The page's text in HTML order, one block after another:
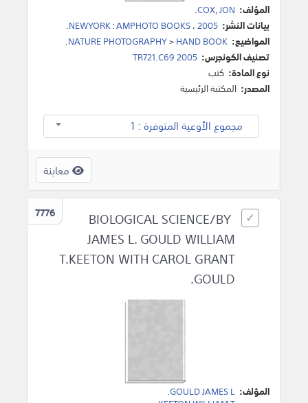
المؤلف: COX,JON
.
بيانات النشر:
NEWYORK:AMPHOTO BOOKS،2005
.
المواضيع:
NATURE PHOTOGRAPHY>HAND BOOK
.
تصنيف الكونجرس: TR721.C69 2005
نوع المادة: كتب
المصدر: المكتبة الرئيسية
مجموع الأوعية المتوفرة : 1
معاينة
7776
BIOLOGICAL SCIENCE/BY
JAMES L. GOULD WILLIAM
T.KEETON WITH CAROL GRANT
GOULD.
المؤلف: GOULD JAMES L
.